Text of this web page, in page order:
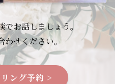
お話しましょう。
わせください。
ング予約 >